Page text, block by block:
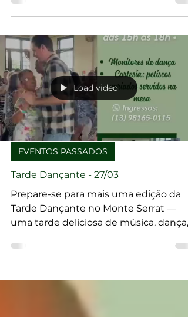
Santos retorna com mais uma edição
eletrizante! Noite do Rock 15/05.
Garanta seu ingresso.
Load video
EVENTOS PASSADOS
Tarde Dançante - 27/03
Prepare-se para mais uma edição da
Tarde Dançante no Monte Serrat —
alegria e aquela vista incrível da cidade